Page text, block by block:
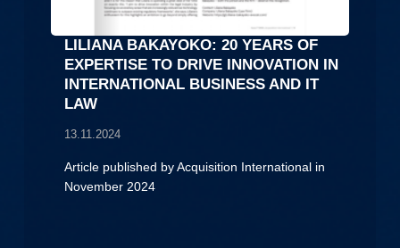
LILIANA BAKAYOKO: 20 YEARS OF
EXPERTISE TO DRIVE INNOVATION IN
INTERNATIONAL BUSINESS AND IT
LAW
13.11.2024
Article published by Acquisition International in
November 2024